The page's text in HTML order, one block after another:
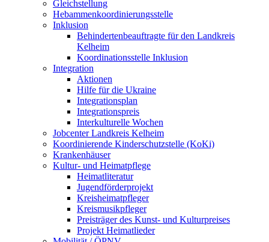
Gleichstellung
Hebammenkoordinierungsstelle
Inklusion
Behindertenbeauftragte für den Landkreis
Kelheim
Koordinationsstelle Inklusion
Integration
Aktionen
Hilfe für die Ukraine
Integrationsplan
Integrationspreis
Interkulturelle Wochen
Jobcenter Landkreis Kelheim
Koordinierende Kinderschutzstelle (KoKi)
Krankenhäuser
Kultur- und Heimatpflege
Heimatliteratur
Jugendförderprojekt
Kreisheimatpfleger
Kreismusikpfleger
Preisträger des Kunst- und Kulturpreises
Projekt Heimatlieder